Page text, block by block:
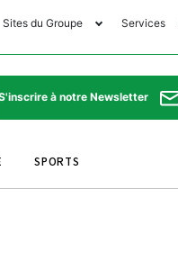
Sites du Groupe
Avantages
Sports
Store
Services
Horaires de prières
Pharmacies de garde
Programme TV
à notre Newsletter
SPORTS